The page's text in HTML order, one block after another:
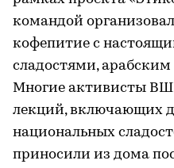
командой
кофепитие с
сладостями,
Многие активисты
лекций, включающих
национальных
приносили из дома